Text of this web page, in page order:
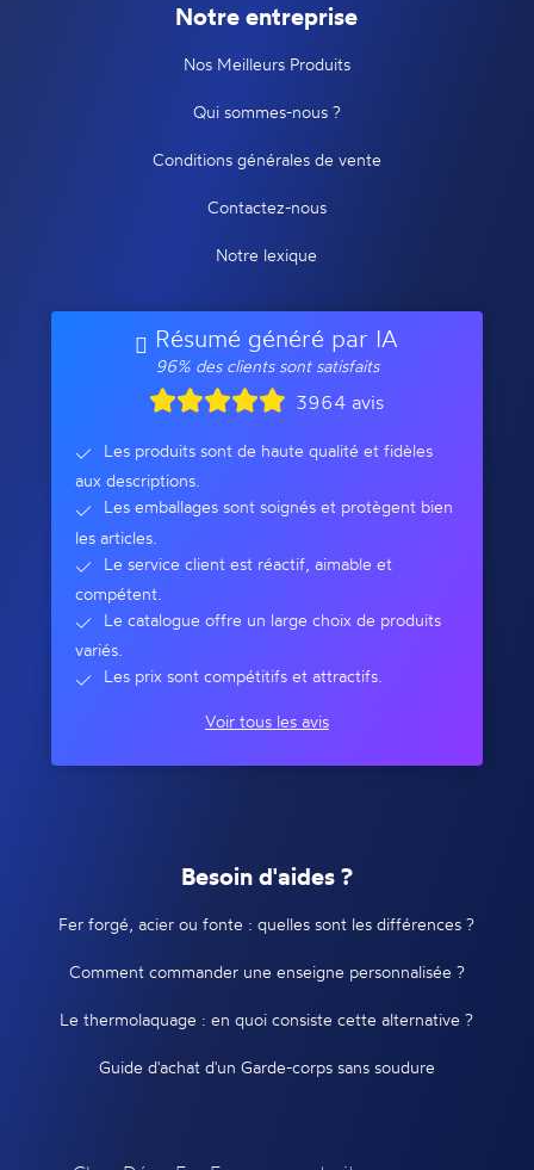
Notre entreprise
Nos Meilleurs Produits
Qui sommes-nous ?
Conditions générales de vente
Contactez-nous
Notre lexique
Résumé généré par IA
96% des clients sont satisfaits
3964 avis
Les produits sont de haute qualité et fidèles
aux descriptions.
Les emballages sont soignés et protègent bien
les articles.
Le service client est réactif, aimable et
compétent.
Le catalogue offre un large choix de produits
variés.
Les prix sont compétitifs et attractifs.
Voir tous les avis
Besoin d'aides ?
Fer forgé, acier ou fonte : quelles sont les différences ?
Comment commander une enseigne personnalisée ?
Le thermolaquage : en quoi consiste cette alternative ?
Guide d'achat d'un Garde-corps sans soudure